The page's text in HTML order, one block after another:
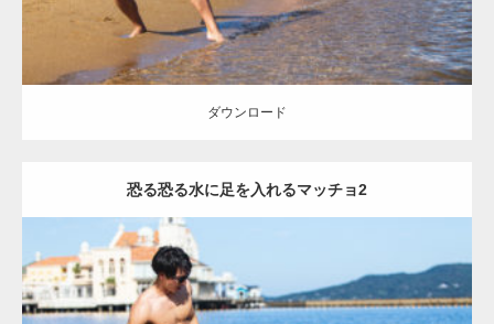
ダウンロード
恐る恐る水に足を入れるマッチョ2
Update:2021.07.8
NHK「所さん！事件ですよ」に取材されまし
た（6/8放送）
映画「黄金泥棒」へマッスルプラスメンバー
が出演